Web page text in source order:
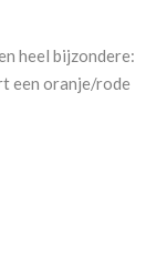
heel bijzondere:
een oranje/rode